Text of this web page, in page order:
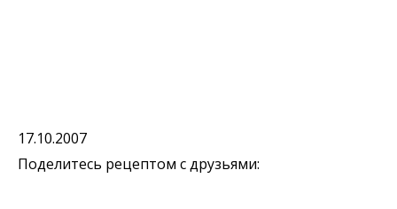
17.10.2007
Поделитесь рецептом с друзьями: